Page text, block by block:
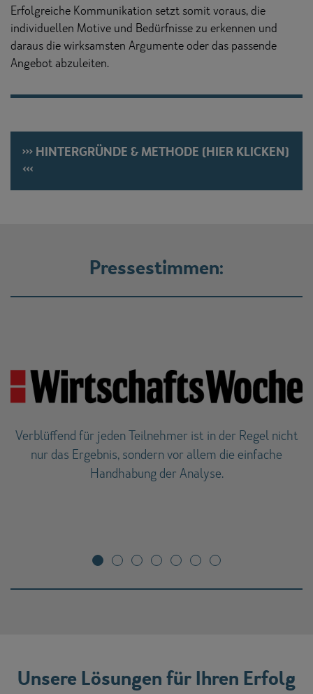
Erfolgreiche Kommunikation setzt somit voraus, die
individuellen Motive und Bedürfnisse zu erkennen und
daraus die wirksamsten Argumente oder das passende
Angebot abzuleiten.
>>> HINTERGRÜNDE & METHODE (HIER KLICKEN)
<<<
Pressestimmen:
Verblüffend für jeden Teilnehmer ist in der Regel nicht
nur das Ergebnis, sondern vor allem die einfache
Handhabung der Analyse.
Unsere Lösungen für Ihren Erfolg